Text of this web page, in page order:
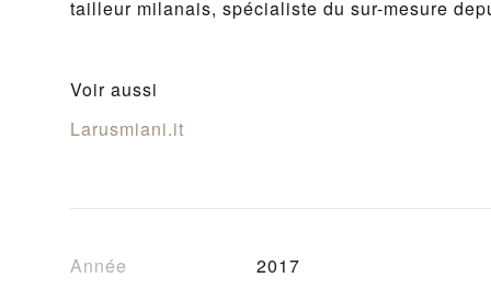
tailleur milanais, spécialiste du sur-mesure
Voir aussi
Larusmiani.it
Année
2017